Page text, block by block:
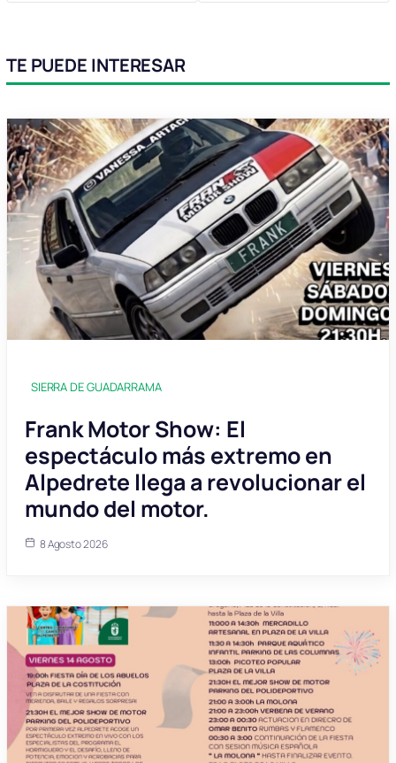
TE PUEDE INTERESAR
SIERRA DE GUADARRAMA
Frank Motor Show: El
espectáculo más extremo en
Alpedrete llega a revolucionar el
mundo del motor.
8 Agosto 2026